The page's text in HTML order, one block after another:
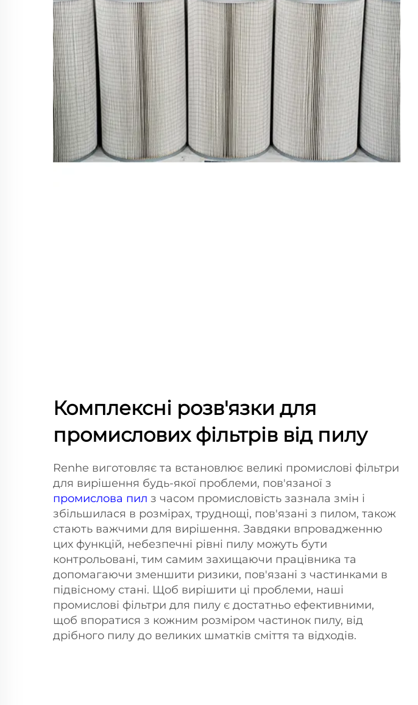
Комплексні розв'язки для
промислових фільтрів від пилу
Renhe виготовляє та встановлює великі промислові фільтри
для вирішення будь-якої проблеми, пов'язаної з
промислова пил з часом промисловість зазнала змін і
збільшилася в розмірах, труднощі, пов'язані з пилом, також
стають важчими для вирішення. Завдяки впровадженню
цих функцій, небезпечні рівні пилу можуть бути
контрольовані, тим самим захищаючи працівника та
допомагаючи зменшити ризики, пов'язані з частинками в
підвісному стані. Щоб вирішити ці проблеми, наші
промислові фільтри для пилу є достатньо ефективними,
щоб впоратися з кожним розміром частинок пилу, від
дрібного пилу до великих шматків сміття та відходів.